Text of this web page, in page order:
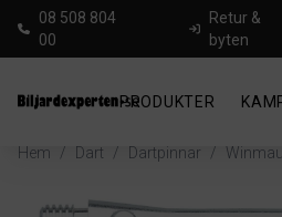
08 508 804
00
Retur &
byten
PRODUKTER
Hem / Dart / Dartpinnar /